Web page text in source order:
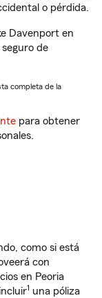
o pérdida.
Davenport en
de
completa de la
para obtener
como si está
con
en Peoria
1 una póliza